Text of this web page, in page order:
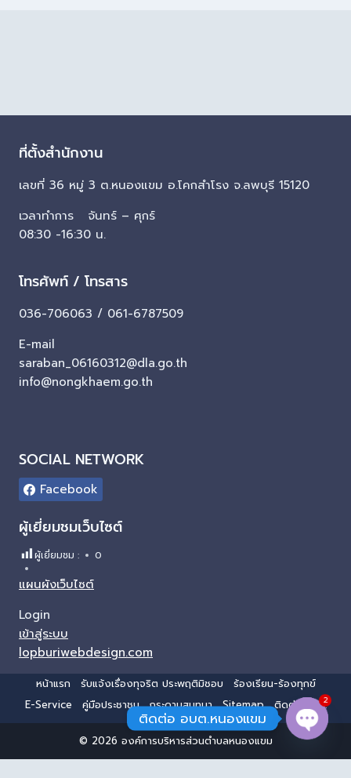
ที่ตั้งสำนักงาน
เลขที่ 36 หมู่ 3 ต.หนองแขม อ.โคกสำโรง จ.ลพบุรี 15120
เวลาทำการ จันทร์ – ศุกร์
08:30 -16:30 น.
โทรศัพท์ / โทรสาร
036-706063 / 061-6787509
E-mail
saraban_06160312@dla.go.th
info@nongkhaem.go.th
SOCIAL NETWORK
Facebook
ผู้เยี่ยมชมเว็บไซต์
ผู้เยี่ยมชม : 0
แผนผังเว็บไซต์
Login
เข้าสู่ระบบ
lopburiwebdesign.com
หน้าแรก รับแจ้งเรื่องทุจริต ประพฤติมิชอบ
ร้องเรียน-ร้องทุกข์
E-Service
คู่มือประชาชน กระดานสนทนา Sitemap ติดต่อ อบต.
© 2026 องค์การบริหารส่วนตำบลหนองแขม
ติดต่อ อบต.หนองแขม
2